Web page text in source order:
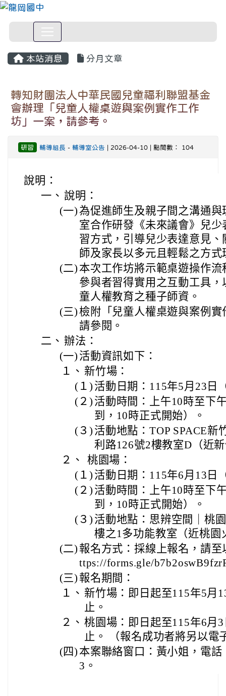
本站消息 分月文章
轉知財團法人中華民國兒童福利聯盟基金
會辦理「兒童人權桌遊與案例實作工作
坊」一案，請參考。
研習 輔導組長 - 輔導室公告 | 2026-04-10 | 點閱數： 104
說明：
一、 說明：
(一)為促進師生及親子間之溝通
室合作研發《未來議會》兒
習方式，引導兒少表達意見
師及家長以多元且輕鬆之方
(二) 本次工作坊將示範桌遊操作
參與者習得實用之互動工具
童人權教育之種子師資。
(三) 檢附「兒童人權桌遊與案例
請參閱。
二、 辦法：
(一) 活動資訊如下：
１、 新竹場：
(１) 活動日期：115年5月23日
(２) 活動時間：上午10時至下
到，10時正式開始）。
(３) 活動地點：TOP SPACE
利路126號2樓教室D（近
２、
桃園場：
(１) 活動日期：115年6月13日
(２) 活動時間：上午10時至下
到，10時正式開始）。
(３) 活動地點：思辨空間｜桃
樓之1多功能教室（近桃
(二) 報名方式：採線上報名，請
ttps://forms.gle/
(三) 報名期間：
１、 新竹場：即日起至115年5月
止。
２、 桃園場：即日起至115年6月
止。 （報名成功者將另以
(四) 本案聯絡窗口：黃小姐，電
3。